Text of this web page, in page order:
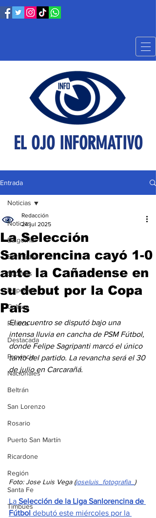
EL OJO INFORMATIVO
Entrada
Noticias
Baigorria
Bermúdez
Sociales
Deportes
Cultura
Política
Destacada
Provincia
Nacionales
Beltrán
San Lorenzo
Rosario
Puerto San Martín
Ricardone
Región
Santa Fe
Timbúes
Noticias
La Selección
Sanlorencina cayó 1-0
ante la Cañadense en
su debut por la Copa
País
Redacción
24 jul 2025
El encuentro se disputó bajo una
intensa lluvia en cancha de PSM Fútbol,
donde Felipe Sagripanti marcó el único
tanto del partido. La revancha será el 30
de julio en Carcarañá.
Foto: Jose Luis Vega (joseluis_fotografia_ )
La Selección de la Liga Sanlorencina de
Fútbol debutó este miércoles por la